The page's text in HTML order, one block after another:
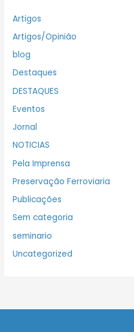
Artigos
Artigos/Opinião
blog
Destaques
DESTAQUES
Eventos
Jornal
NOTICIAS
Pela Imprensa
Preservação Ferroviaria
Publicações
Sem categoria
seminario
Uncategorized